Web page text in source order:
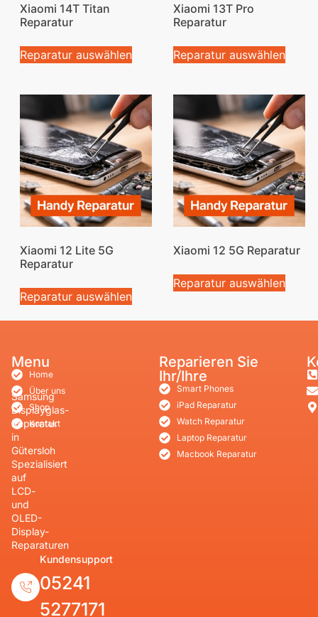
Xiaomi 14T Titan
Reparatur
Reparatur auswählen
Xiaomi 13T Pro
Reparatur
Reparatur auswählen
Xiaomi 12 Lite 5G
Reparatur
Reparatur auswählen
Xiaomi 12 5G Reparatur
Reparatur auswählen
Samsung
Displayglas-
Reparatur
in
Gütersloh
Spezialisiert
auf
LCD-
und
OLED-
Display-
Reparaturen
Kundensupport
05241
5277171
Menu
Home
Über uns
Shop
Kontakt
Reparieren Sie
Ihr/Ihre
Smart Phones
iPad Reparatur
Watch Reparatur
Laptop Reparatur
Macbook Reparatur